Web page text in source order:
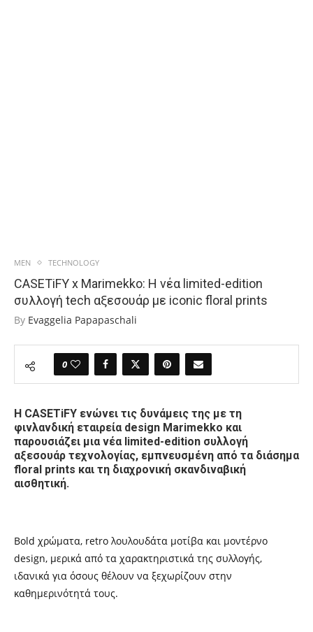
MEN TECHNOLOGY
CASETiFY x Marimekko: Η νέα limited-edition
συλλογή tech αξεσουάρ με iconic floral prints
By Evaggelia Papapaschali
0
Η CASETiFY ενώνει τις δυνάμεις της με τη
φινλανδική εταιρεία design Marimekko και
παρουσιάζει μια νέα limited-edition συλλογή
αξεσουάρ τεχνολογίας, εμπνευσμένη από τα διάσημα
floral prints και τη διαχρονική σκανδιναβική
αισθητική.
Βold χρώματα, retro λουλουδάτα μοτίβα και μοντέρνο
design, μερικά από τα χαρακτηριστικά της συλλογής,
ιδανικά για όσους θέλουν να ξεχωρίζουν στην
καθημερινότητά τους.